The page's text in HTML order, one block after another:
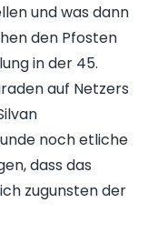
und was dann
den Pfosten
in der 45.
auf Netzers
noch etliche
dass das
zugunsten der